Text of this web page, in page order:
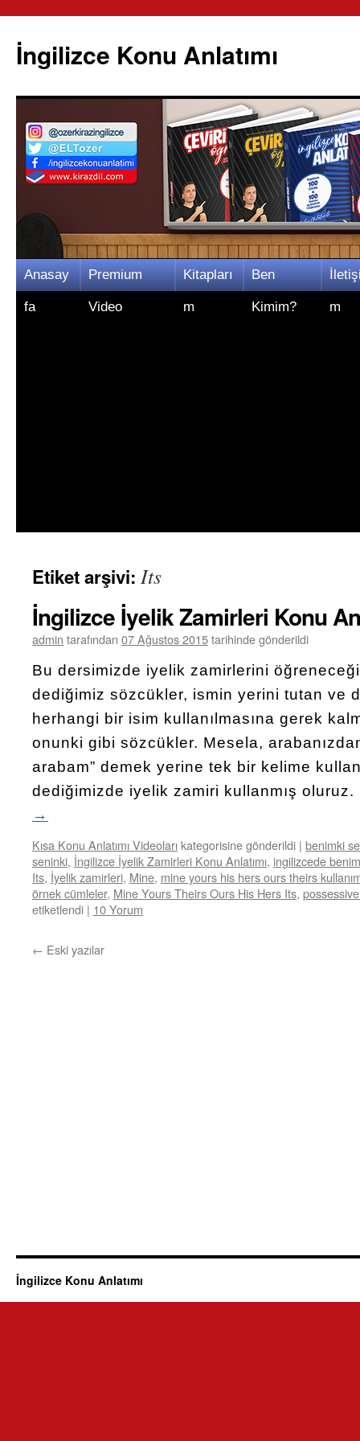
İngilizce Konu Anlatımı
İçeriğe
atla
Anasay
fa
Premium
Video
Kitapları
m
Ben
Kimim? m
Etiket arşivi: Its
İngilizce İyelik Zamirleri Konu
admin tarafından 07 Ağustos 2015tarihinde gönderildi
Bu dersimizde iyelik zamirlerini
dediğimiz sözcükler, ismin yerini tutan ve
herhangi bir isim kullanılmasına gerek
onunki gibi sözcükler. Mesela,
arabam” demek yerine tek bir kelime
dediğimizde iyelik zamiri kullanmış
→
Kısa Konu Anlatımı Videoları kategorisine gönderildi | benimki
seninki, İngilizce İyelik Zamirleri Konu Anlatımı, ingilizcede
Its, İyelik zamirleri, Mine, mine yours his hers ours theirs
örnek cümleler, Mine Yours Theirs Ours His Hers Its,
etiketlendi | 10 Yorum
← Eski yazılar
İngilizce Konu Anlatımı